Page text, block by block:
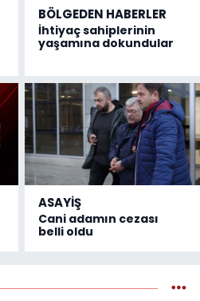
BÖLGEDEN HABERLER
İhtiyaç sahiplerinin
yaşamına dokundular
ASAYİŞ
Cani adamın cezası
belli oldu